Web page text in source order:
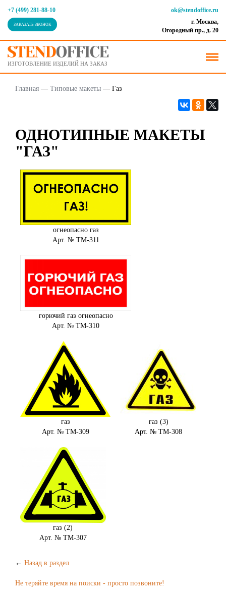
+7 (499) 281-88-10
ЗАКАЗАТЬ ЗВОНОК
ok@stendoffice.ru
г. Москва,
Огородный пр., д. 20
ИЗГОТОВЛЕНИЕ ИЗДЕЛИЙ НА ЗАКАЗ
Главная — Типовые макеты — Газ
ОДНОТИПНЫЕ МАКЕТЫ
"ГАЗ"
огнеопасно газ
Арт. № ТМ-311
горючий газ огнеопасно
Арт. № ТМ-310
газ
Арт. № ТМ-309
газ (3)
Арт. № ТМ-308
газ (2)
Арт. № ТМ-307
← Назад в раздел
Не теряйте время на поиски - просто позвоните!